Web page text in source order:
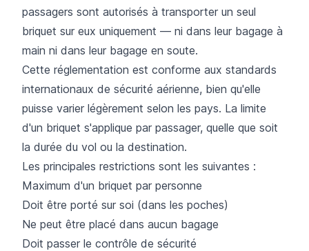
passagers sont autorisés à transporter un seul
briquet sur eux uniquement — ni dans leur bagage à
main ni dans leur bagage en soute.
Cette réglementation est conforme aux standards
internationaux de sécurité aérienne, bien qu'elle
puisse varier légèrement selon les pays. La limite
d'un briquet s'applique par passager, quelle que soit
la durée du vol ou la destination.
Les principales restrictions sont les suivantes :
Maximum d'un briquet par personne
Doit être porté sur soi (dans les poches)
Ne peut être placé dans aucun bagage
Doit passer le contrôle de sécurité